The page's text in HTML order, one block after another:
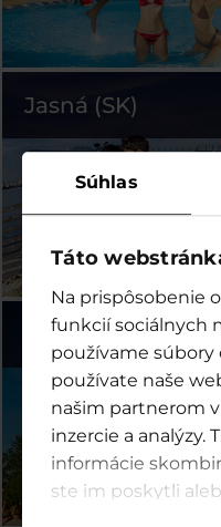
Súhlas
Táto
Na prispôsobenie
funkcií sociálnych
používame súbory
používate naše
našim partnerom
inzercie a analýzy.
informácie
ste im poskytli
Jasná (SK)
Legendia (PL)